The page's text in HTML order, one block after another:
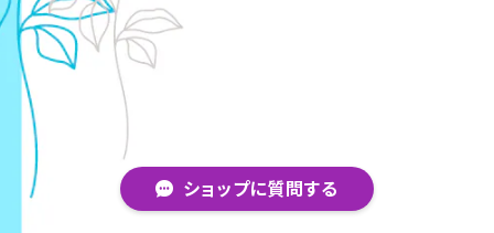
アンブレラマーカー
インテリア雑貨
祝儀袋・ポチ袋
ペンダント・ネックレス
ブレスレット・バングル
ブローチ・コサージュ
バナナクリップ
かんざし
マジェステ
帯留
帯飾り・根付
ショップに質問する